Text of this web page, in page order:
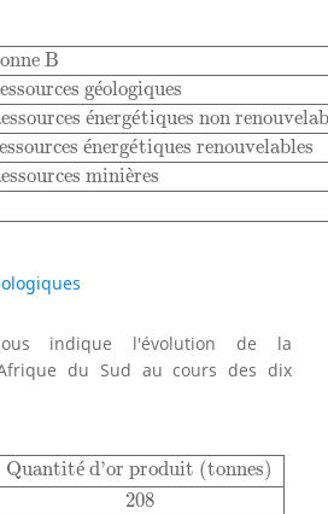
B
géologiques
énergétiques non
énergétiques renouvelables
minières
1.Eaua.Ressources géologiques
indique l'évolution de la
du Sud au cours des dix
Quantité d’or produit (tonnes)
208
d’or produit (tonnes)2007